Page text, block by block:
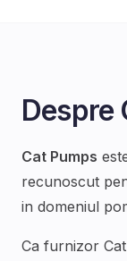
Despre
Cat Pumps
recunoscut
in domeniul
Ca furnizor